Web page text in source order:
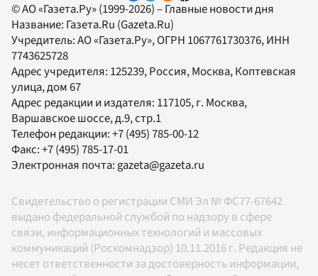
© АО «Газета.Ру» (1999-2026) – Главные новости дня
Название: Газета.Ru (Gazeta.Ru)
Учредитель:АО «Газета.Ру», ОГРН 1067761730376, ИНН
7743625728
Адрес учредителя: 125239, Россия, Москва, Коптевская
улица, дом 67
Адрес редакции и издателя: 117105, г. Москва,
Варшавское шоссе, д.9, стр.1
Телефон редакции:+7 (495) 785-00-12
Факс:+7 (495) 785-17-01
Электронная почта:gazeta@gazeta.ru
Свидетельство о регистрации СМИ Эл № ФС77-67642
выдано федеральной службой по надзору в сфере
связи, информационных технологий и массовых
коммуникаций (Роскомнадзор) 10.11.2016 г. Редакция не
несет ответственности за достоверность информации,